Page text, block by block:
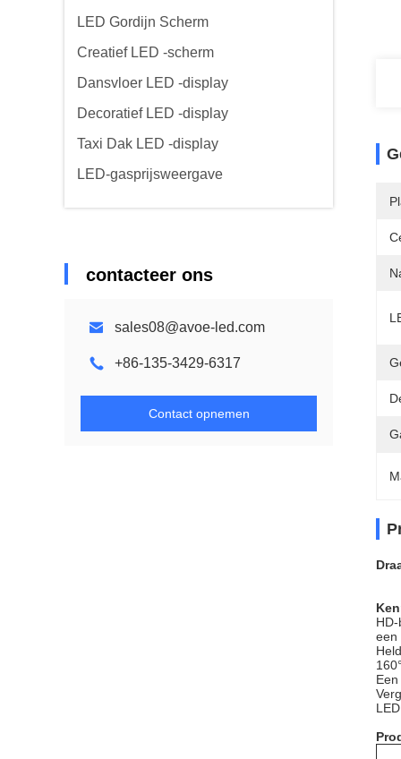
LED Gordijn Scherm
Creatief LED -scherm
Dansvloer LED -display
Decoratief LED -display
Taxi Dak LED -display
LED-gasprijsweergave
contacteer ons
sales08@avoe-led.com
+86-135-3429-6317
Contact opnemen
een